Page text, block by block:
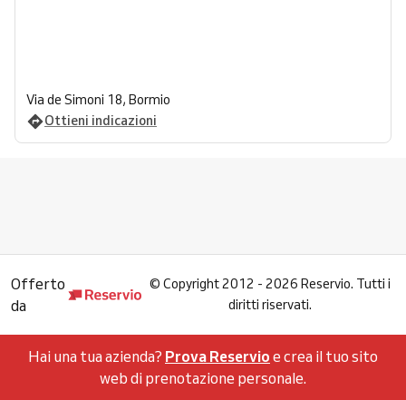
Via de Simoni 18, Bormio
Ottieni indicazioni
Offerto
da
© Copyright 2012 - 2026 Reservio. Tutti i
diritti riservati.
Hai una tua azienda? Prova Reservio e crea il tuo sito
web di prenotazione personale.